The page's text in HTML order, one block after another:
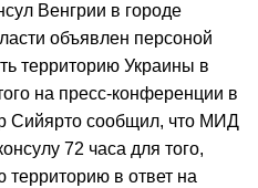
Венгрии в городе
объявлен персоной
территорию Украины в
на пресс-конференции в
Сийярто сообщил, что МИД
72 часа для того,
территорию в ответ на